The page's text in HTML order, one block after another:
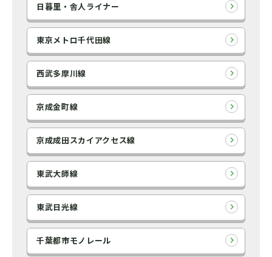
日暮里・舎人ライナー
東京メトロ千代田線
西武多摩川線
京成金町線
京成成田スカイアクセス線
東武大師線
東武日光線
千葉都市モノレール